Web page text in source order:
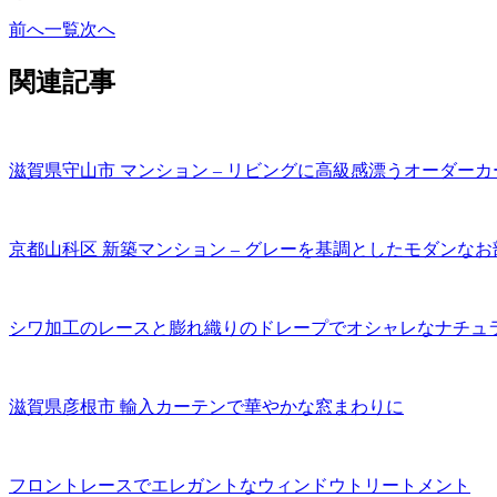
前へ一覧次へ
関連記事
滋賀県守山市 マンション – リビングに高級感漂うオーダーカ
京都山科区 新築マンション – グレーを基調としたモダンなお
シワ加工のレースと膨れ織りのドレープでオシャレなナチュ
滋賀県彦根市 輸入カーテンで華やかな窓まわりに
フロントレースでエレガントなウィンドウトリートメント